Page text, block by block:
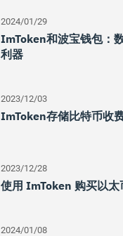
2024/01/29
ImToken和波宝钱包：
利器
2023/12/03
ImToken存储比特币收
2023/12/28
使用 ImToken 购买以太
2024/01/08